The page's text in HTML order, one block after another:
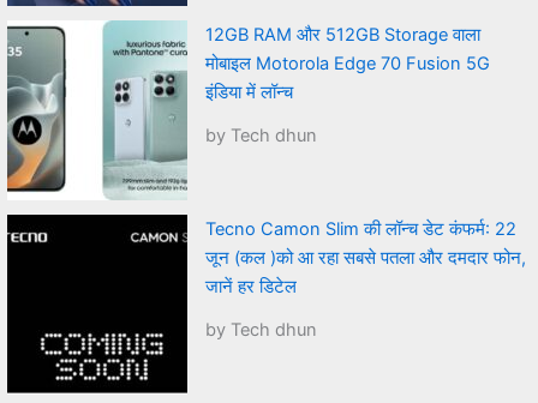
12GB RAM और 512GB Storage वाला
मोबाइल Motorola Edge 70 Fusion 5G
इंडिया में लॉन्च
by Tech dhun
Tecno Camon Slim की लॉन्च डेट कंफर्म: 22
जून (कल )को आ रहा सबसे पतला और दमदार फोन,
जानें हर डिटेल
by Tech dhun